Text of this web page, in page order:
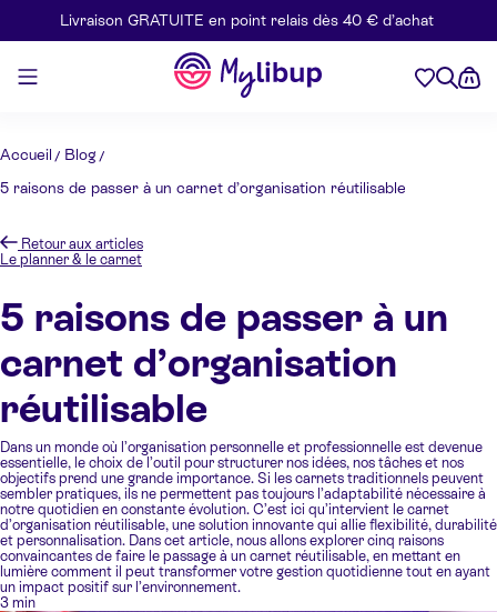
Aller au contenu
Livraison GRATUITE en point relais dès 40 € d’achat
Mylibup
Accueil
Blog
5 raisons de passer à un carnet d’organisation réutilisable
Retour aux articles
Le planner & le carnet
5 raisons de passer à un
carnet d’organisation
réutilisable
Dans un monde où l’organisation personnelle et professionnelle est devenue
essentielle, le choix de l’outil pour structurer nos idées, nos tâches et nos
objectifs prend une grande importance. Si les carnets traditionnels peuvent
sembler pratiques, ils ne permettent pas toujours l’adaptabilité nécessaire à
notre quotidien en constante évolution. C’est ici qu’intervient le carnet
d’organisation réutilisable, une solution innovante qui allie flexibilité, durabilité
et personnalisation. Dans cet article, nous allons explorer cinq raisons
convaincantes de faire le passage à un carnet réutilisable, en mettant en
lumière comment il peut transformer votre gestion quotidienne tout en ayant
un impact positif sur l’environnement.
3 min